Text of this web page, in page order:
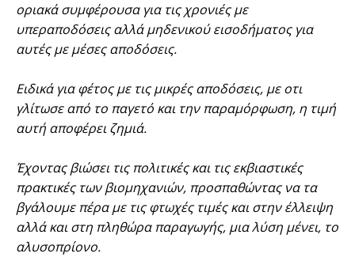
οριακά συμφέρουσα για τις χρονιές με
υπεραποδόσεις αλλά μηδενικού εισοδήματος για
αυτές με μέσες αποδόσεις.
Ειδικά για φέτος με τις μικρές αποδόσεις, με οτι
γλίτωσε από το παγετό και την παραμόρφωση, η τιμή
αυτή αποφέρει ζημιά.
Έχοντας βιώσει τις πολιτικές και τις εκβιαστικές
πρακτικές των βιομηχανιών, προσπαθώντας να τα
βγάλουμε πέρα με τις φτωχές τιμές και στην έλλειψη
αλλά και στη πληθώρα παραγωγής, μια λύση μένει, το
αλυσοπρίονο.